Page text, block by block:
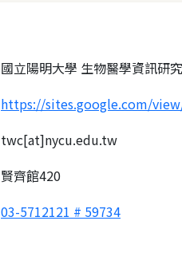
國立陽明大學 生物醫學資訊研
https://sites.google.com/
twc[at]nycu.edu.tw
賢齊館420
03-5712121 # 59734